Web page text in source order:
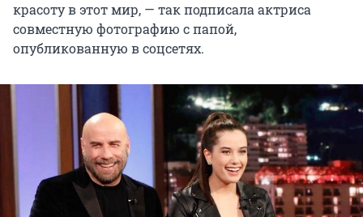
красоту в этот мир, — так подписала актриса
совместную фотографию с папой,
опубликованную в соцсетях.